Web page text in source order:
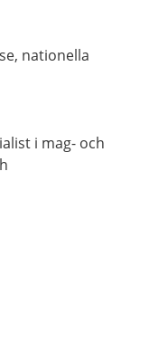
nationella
i mag- och